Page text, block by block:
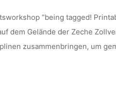
“being tagged!
dem Gelände der Zeche
zusammenbringen, um